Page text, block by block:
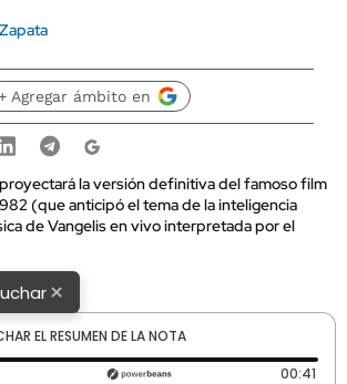
Agregar ámbito en
la versión definitiva del famoso film
(que anticipó el tema de la inteligencia
de Vangelis en vivo interpretada por el
×
EL RESUMEN DE LA NOTA
Tiempo transcurrido: 0 segundos 00:41